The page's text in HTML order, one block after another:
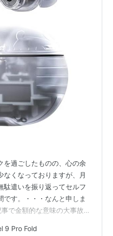
を過ごしたものの、心の余
なくなっておりますが、月
駄遣いを振り返ってセルフ
です。・・・なんと申しま
で金額的な意味の大事故が
年5月の散財記録
9 Pro Fold